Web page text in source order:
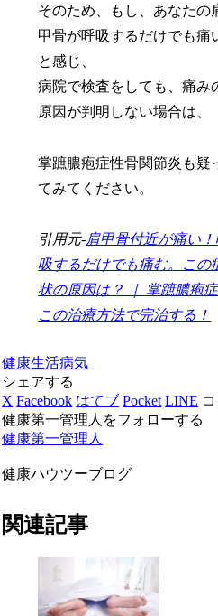
そのため、もし、あなたの
甲骨が呼吸するだけでも痛
と感じ、
病院で検査をしても、痛み
原因が判明しない場合は、
掌蹠膿疱症性骨関節炎も疑
てみてください。
引用元-肩甲骨付近が痛い
吸するだけでも痛む。この
状の原因は？ ｜ 掌蹠膿疱
この治療方法で完治する！
健康生活病気
シェアする
X Facebook はてブ Pocket LINE
健康第一管理人をフォローする
健康第一管理人
健康ハウツーブログ
関連記事